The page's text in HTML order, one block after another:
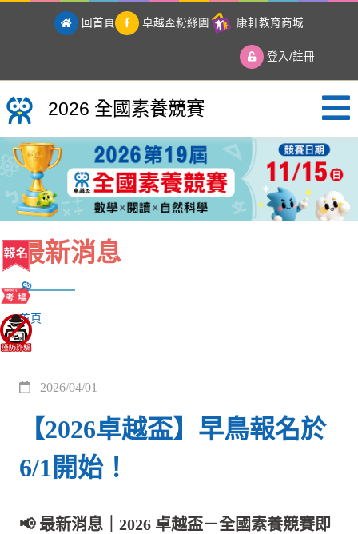
回首頁 卓越盃粉絲團 康軒教育商城
登入/註冊
2026 全國素養競賽
2026 全國素養競賽
最新消息
首頁
2026/04/01
【2026卓越盃】早鳥報名於
6/1開始！
📢 最新消息｜2026 卓越盃－全國素養競賽即